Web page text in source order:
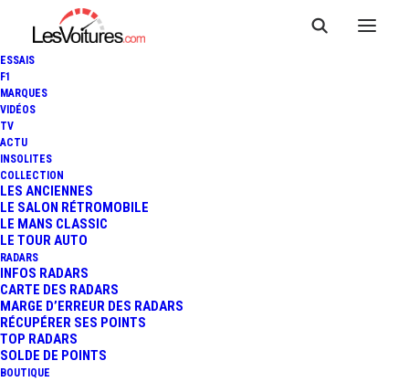
ESSAIS
F1
MARQUES
VIDÉOS
TV
ACTU
INSOLITES
COLLECTION
LES ANCIENNES
LE SALON RÉTROMOBILE
LE MANS CLASSIC
LE TOUR AUTO
RADARS
INFOS RADARS
CARTE DES RADARS
MARGE D’ERREUR DES RADARS
RÉCUPÉRER SES POINTS
TOP RADARS
SOLDE DE POINTS
BOUTIQUE
COUPÉ & ROADSTER : MOINS
DE CHEVAUX MAIS PLUS DE
2 Minutes